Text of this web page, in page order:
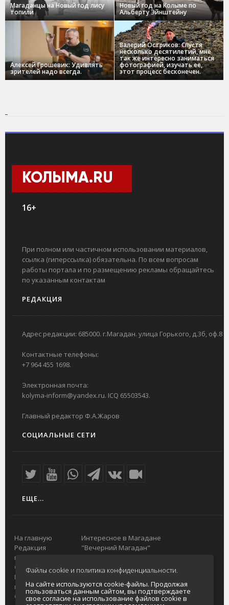
Магаданцы на Новый год лису
топили
Новый год на Колыме по
Альберту Эйнштейну
Алексей Грошевик: Удивлять
зрителей надо всегда.
Валерий Остриков: Спустя
несколько десятилетий, мне
так же интересно заниматься
фотографией, изучать ее,
этот процесс бесконечен.
КОЛЫМА.RU
16+
При полном или частичном использовании материалов,
ссылка (гиперссылка) обязательна. По всем вопросам
работы портала и по размещению рекламы обращайтесь
по указанным контактам
РЕДАКЦИЯ
Адрес редакции: 685000. г.Магадан. улица Горького, д.3б, оф.8
Контактные телефоны:
+7 964 455 1698.
Электронная почта:
kolyma-inform@yandex.ru. ICQ 65503543.
Главный редактор Ф.А.Жаров
СОЦИАЛЬНЫЕ СЕТИ
ЕЩЕ...
На главную
Редакция
портала
О проекте
Реклама на
портале
Отзывы и
Интересное в Магадане
"Вечерний Магадан"
Городская доска объявлений
Реклама
Главный туристический портал
Колымы
Политика в отношении обработки
Файлы cookie и политика конфиденциальности.
На сайте используются cookie-файлы. Продолжая
пользоваться данным сайтом, вы подтверждаете
свое согласие на использование файлов cookie в